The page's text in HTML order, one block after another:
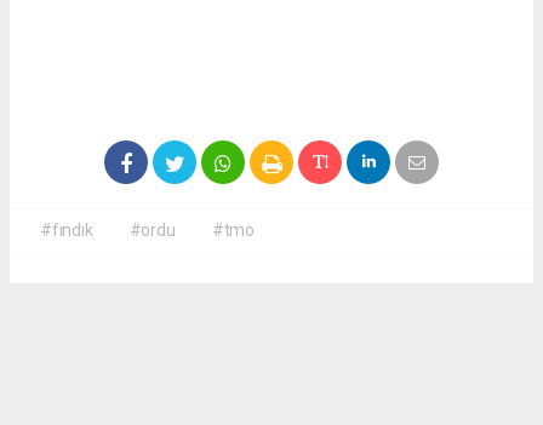
#fındık #ordu #tmo